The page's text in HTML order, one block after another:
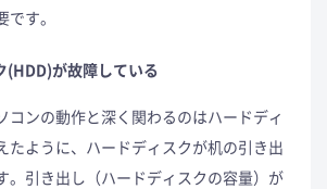
す。
(HDD)が故障している
コンの動作と深く関わるのはハードディ
たように、ハードディスクが机の引き出
。引き出し（ハードディスクの容量）が